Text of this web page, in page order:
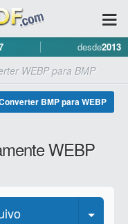
desde2013
WEBP para BMP
BMP para WEBP
WEBP